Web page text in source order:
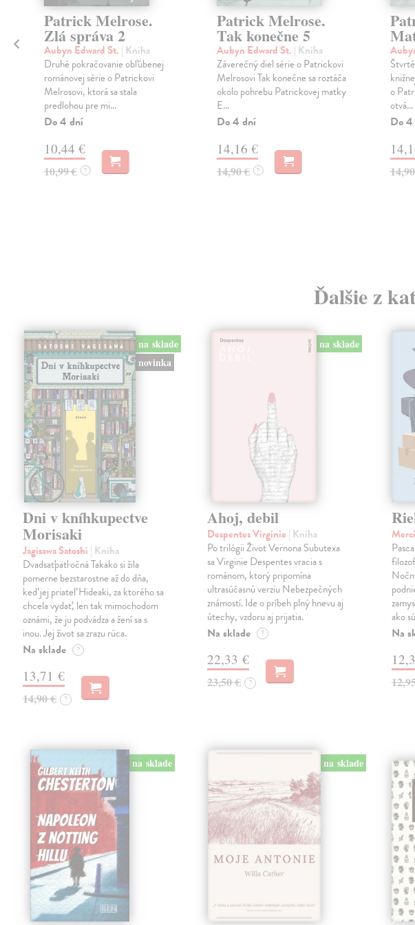
Patrick Melrose.
Zlá správa 2
Aubyn Edward St. | Kniha
Druhé pokračovanie obľúbenej
románovej série o Patrickovi
Melrosovi, ktorá sa stala
predlohou pre mi...
Do 4 dní
10,44 €
10,99 € ?
Patrick Melrose.
Tak konečne 5
Aubyn Edward St. | Kniha
Záverečný diel série o Patrickovi
Melrosovi Tak konečne sa roztáča
okolo pohrebu Patrickovej matky
E...
Do 4 dní
14,16 €
14,90 € ?
o
otvá...
Do
Ďalšie z
na sklade
novinka
Dni v kníhkupectve
Morisaki
Jagisawa Satoshi | Kniha
Dvadsaťpäťročná Takako si žila
pomerne bezstarostne až do dňa,
keď jej priateľ Hideaki, za ktorého sa
chcela vydať, len tak mimochodom
oznámi, že ju podvádza a žení sa s
inou. Jej život sa zrazu rúca.
Na sklade ?
13,71 €
14,90 € ?
na sklade
Ahoj, debil
Despentes Virginie | Kniha
Po trilógii Život Vernona Subutexa
sa Virginie Despentes vracia s
románom, ktorý pripomína
ultrasúčasnú verziu Nebezpečných
známostí. Ide o príbeh plný hnevu aj
útechy, vzdoru aj prijatia.
Na sklade ?
22,33 €
23,50 € ?
ako
Na
na sklade na sklade